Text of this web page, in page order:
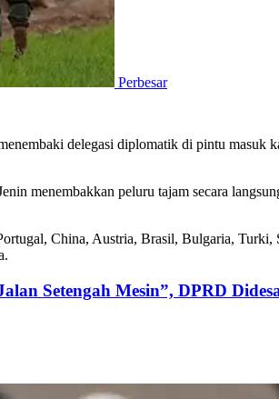
Perbesar
delegasi diplomatik di pintu masuk
menembakkan peluru tajam secara
China, Austria, Brasil, Bulgaria,
Setengah Mesin”, DPRD